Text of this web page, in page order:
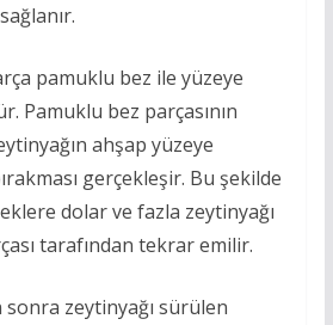
pamuklu bez ile yüzeye
Pamuklu bez parçasının
ahşap yüzeye
gerçekleşir. Bu şekilde
dolar ve fazla zeytinyağı
tarafından tekrar emilir.
sonra zeytinyağı sürülen